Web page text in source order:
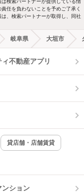
立洗面台
都市ガス
ートロック
ンターネット無料
一覧に反映
け取る
検索パートナーが提供している情
任を負わないことを予めご了承く
、検索パートナーが取得し、同社
岐阜県 大垣市
ィ不動産アプリ
貸店舗・店舗賃貸
ンション